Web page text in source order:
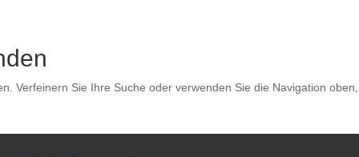
Verfeinern Sie Ihre Suche oder verwenden Sie die Navigation